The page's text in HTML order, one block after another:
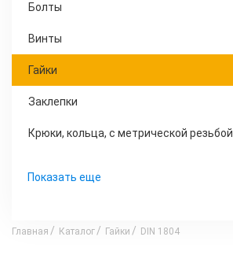
Болты
Винты
Гайки
Заклепки
Крюки, кольца, с метрической резьбой
Показать еще
Главная Каталог Гайки DIN 1804